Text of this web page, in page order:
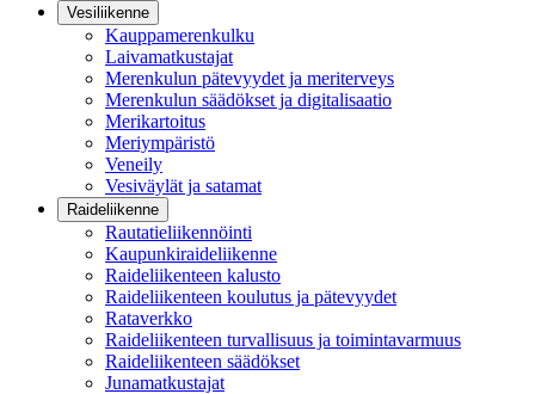
Vesiliikenne
Kauppamerenkulku
Laivamatkustajat
Merenkulun pätevyydet ja meriterveys
Merenkulun säädökset ja digitalisaatio
Merikartoitus
Meriympäristö
Veneily
Vesiväylät ja satamat
Raideliikenne
Rautatieliikennöinti
Kaupunkiraideliikenne
Raideliikenteen kalusto
Raideliikenteen koulutus ja pätevyydet
Rataverkko
Raideliikenteen turvallisuus ja toimintavarmuus
Raideliikenteen säädökset
Junamatkustajat